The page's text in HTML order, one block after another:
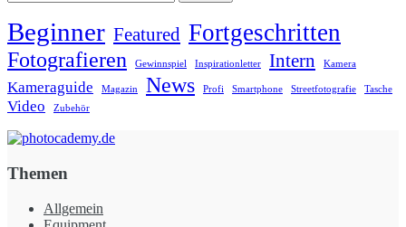
Beginner Featured Fortgeschritten
Fotografieren Gewinnspiel Inspirationletter Intern Kamera
Kameraguide Magazin News Profi Smartphone Streetfotografie Tasche
Video Zubehör
Themen
Allgemein